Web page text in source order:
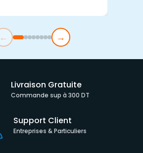
← →
Livraison Gratuite
Commande sup à 300 DT
Support Client
Entreprises & Particuliers